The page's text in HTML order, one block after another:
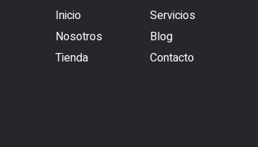
Inicio
Servicios
Nosotros
Blog
Tienda
Contacto